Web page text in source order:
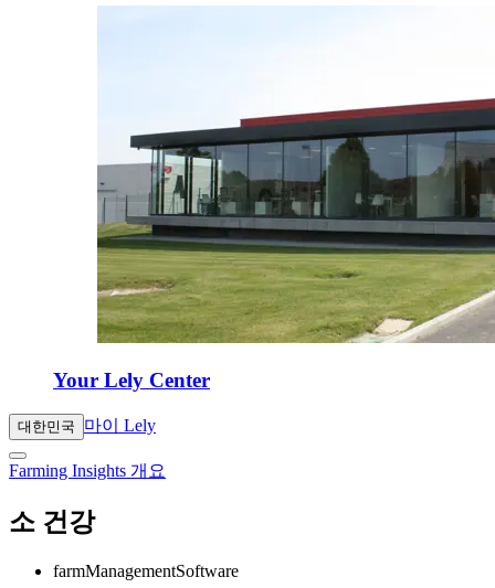
Your Lely Center
대한민국 마이 Lely
Farming Insights 개요
소 건강
farmManagementSoftware